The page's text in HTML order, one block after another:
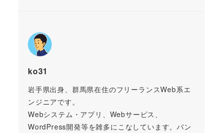
ko31
岩手県出身、群馬県在住のフリーランスWeb系エ
ンジニアです。
Webシステム・アプリ、Webサービス、
WordPress開発等を雑多にこなしています。バン